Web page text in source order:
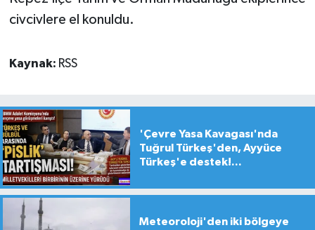
civcivlere el konuldu.
Kaynak: RSS
'Çevre Yasa Kavagası'nda
Tuğrul Türkeş'den, Ayyüce
Türkeş'e destek!...
Meteoroloji'den iki bölgeye